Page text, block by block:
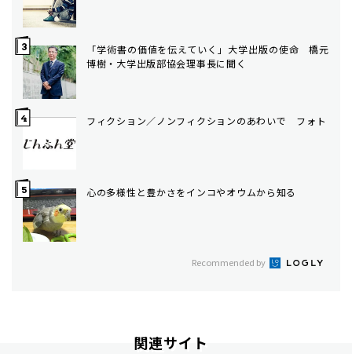
「学術書の価値を伝えていく」大学出版の使命 橋元
博樹・大学出版部協会理事長に聞く
フィクション／ノンフィクションのあわいで フォト
心の多様性と豊かさをインコやオウムから知る
Recommended by
関連サイト